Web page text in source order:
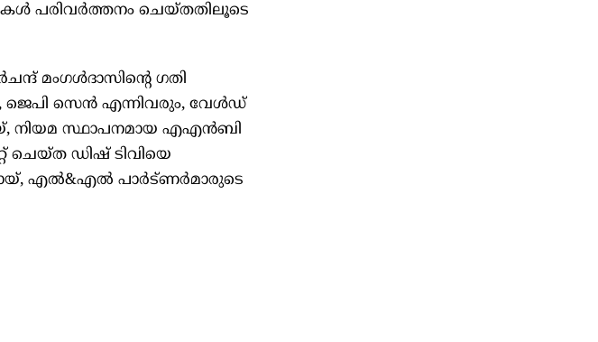
പരിവർത്തനം ചെയ്തതിലൂടെ
മംഗൾദാസിന്റെ ഗതി
ജെപി സെൻ എന്നിവരും, വേൾഡ്
നിയമ സ്ഥാപനമായ എഎൻബി
ചെയ്‌ത ഡിഷ് ടിവിയെ
എൽ&എൽ പാർട്‌ണർമാരുടെ